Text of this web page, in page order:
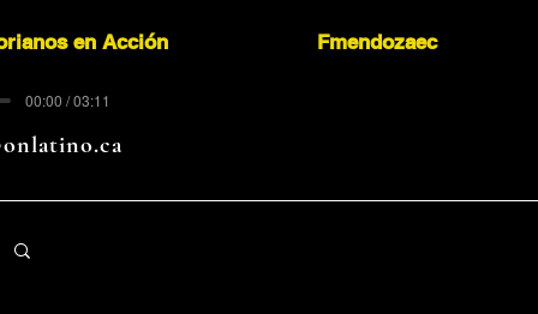
en Acción Fmendozaec
00:00 / 03:11